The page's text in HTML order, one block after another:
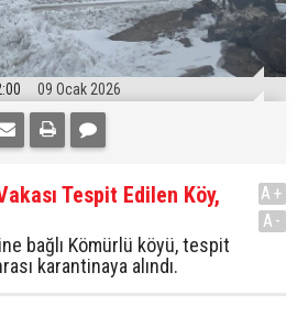
09 Ocak 2026
Tespit Edilen Köy,
bağlı Kömürlü köyü, tespit
karantinaya alındı.
A+
A-